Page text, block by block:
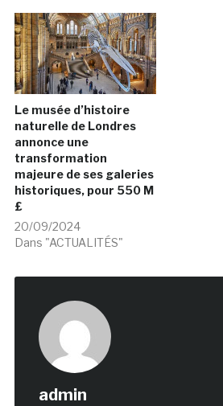
Le musée d’histoire
naturelle de Londres
annonce une
transformation
majeure de ses galeries
historiques, pour 550 M
£
20/09/2024
Dans "ACTUALITÉS"
admin